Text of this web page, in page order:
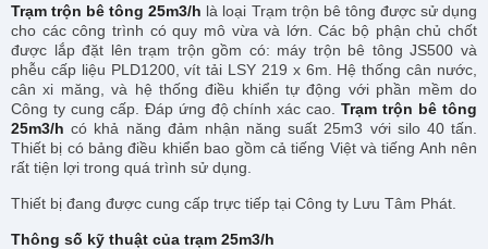
Trạm trộn bê tông 25m3/h là loại Trạm trộn bê tông được sử dụng
cho các công trình có quy mô vừa và lớn. Các bộ phận chủ chốt
được lắp đặt lên trạm trộn gồm có: máy trộn bê tông JS500 và
phễu cấp liệu PLD1200, vít tải LSY 219 x 6m. Hệ thống cân nước,
cân xi măng, và hệ thống điều khiển tự động với phần mềm do
Công ty cung cấp. Đáp ứng độ chính xác cao.Trạm trộn bê tông
25m3/h có khả năng đảm nhận năng suất 25m3 với silo 40 tấn.
Thiết bị có bảng điều khiển bao gồm cả tiếng Việt và tiếng Anh nên
rất tiện lợi trong quá trình sử dụng.
Thiết bị đang được cung cấp trực tiếp tại Công ty Lưu Tâm Phát.
Thông số kỹ thuật của trạm 25m3/h